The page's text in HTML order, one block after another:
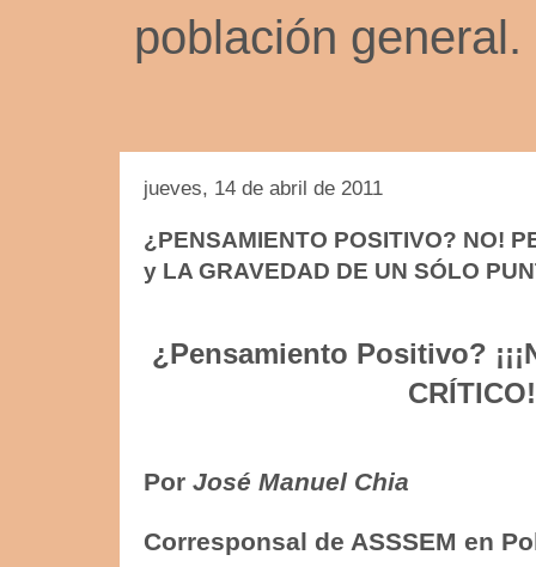
población general.
jueves, 14 de abril de 2011
¿PENSAMIENTO POSITIVO? NO!
y LA GRAVEDAD DE UN SÓLO
¿Pensamiento Positivo?
CRÍTICO!
Por José Manuel Chia
Corresponsal de ASSSEM en